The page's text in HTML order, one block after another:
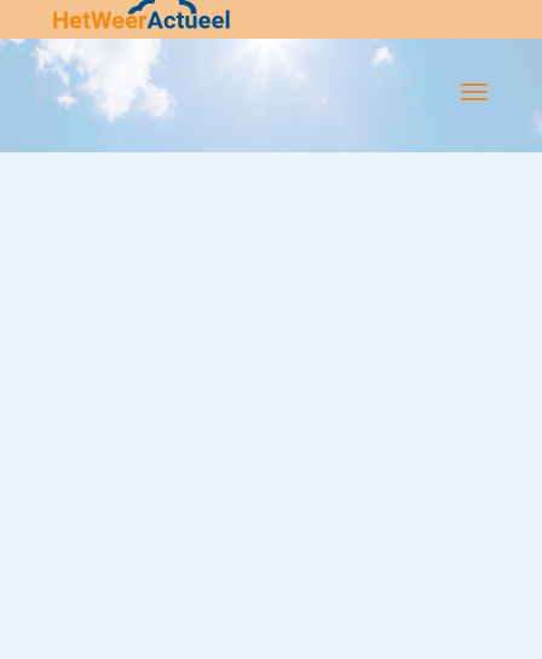
Flip-